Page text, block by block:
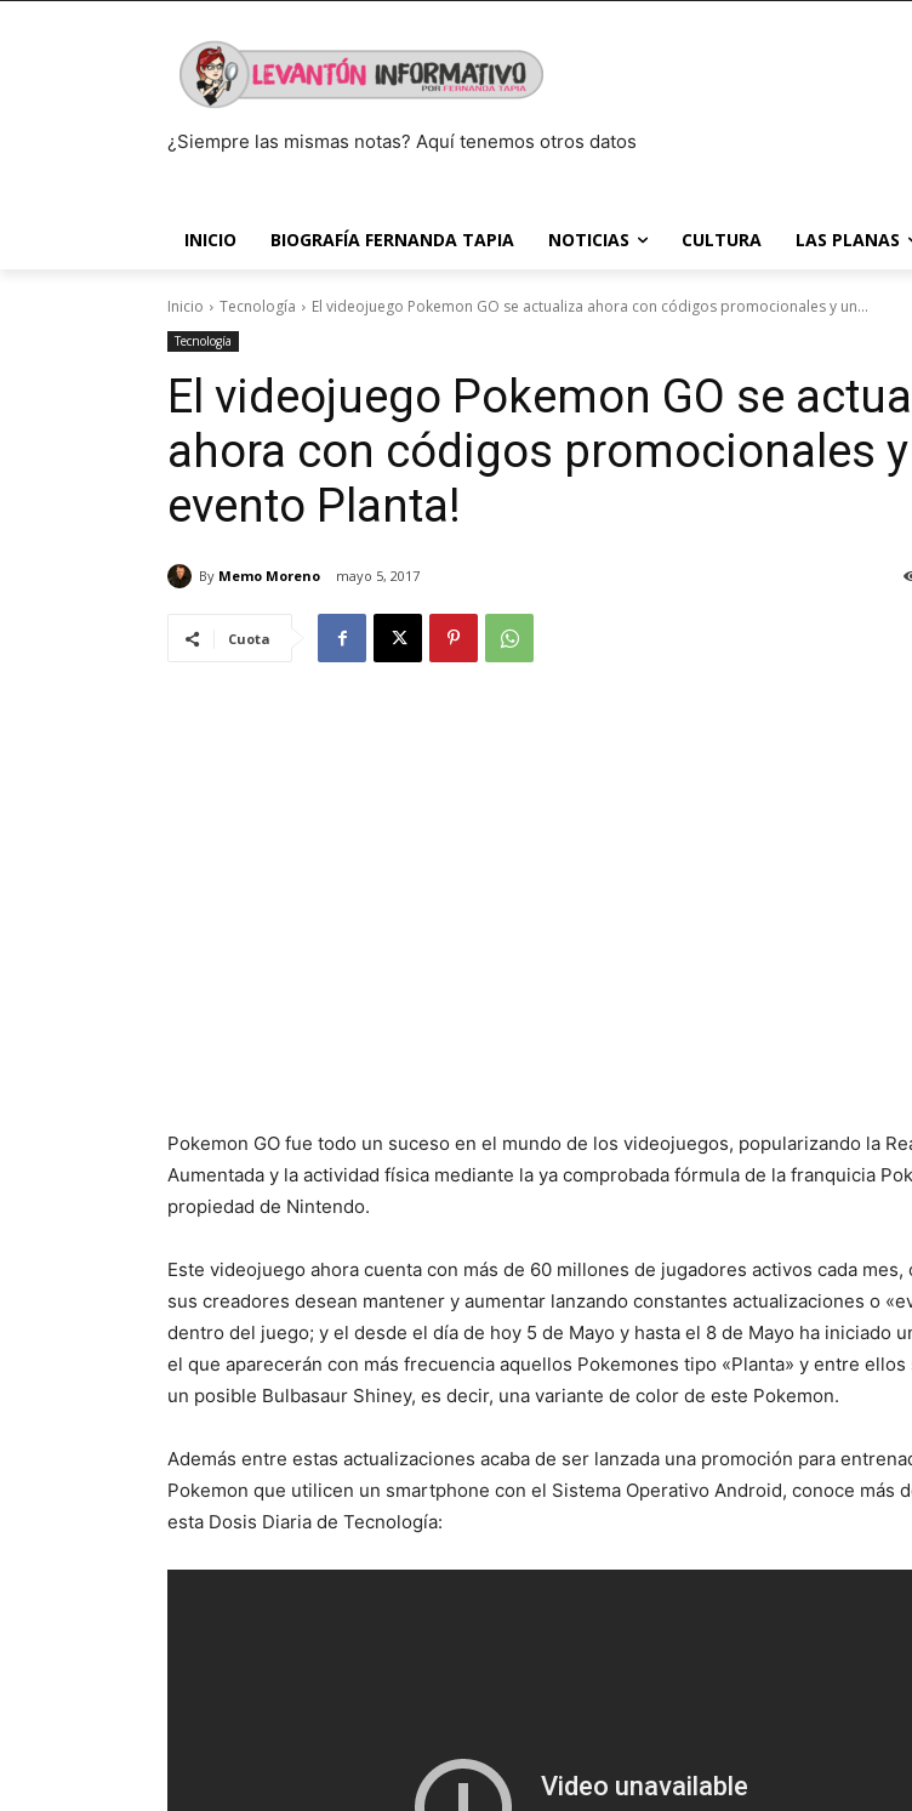
¿Siempre las mismas notas? Aquí tenemos otros datos
INICIO BIOGRAFÍA FERNANDA TAPIA NOTICIAS CULTURA LAS PLANAS
Inicio Tecnología El videojuego Pokemon GO se actualiza ahora con códigos promocionales y un...
Tecnología
El videojuego Pokemon GO se
ahora con códigos promocionales
evento Planta!
By Memo Moreno mayo 5, 2017
Cuota
Pokemon GO fue todo un suceso en el mundo de los videojuegos, popularizando la
Aumentada y la actividad física mediante la ya comprobada fórmula de la franquicia
propiedad de Nintendo.
Este videojuego ahora cuenta con más de 60 millones de jugadores activos cada mes,
sus creadores desean mantener y aumentar lanzando constantes actualizaciones o
dentro del juego; y el desde el día de hoy 5 de Mayo y hasta el 8 de Mayo ha iniciado
el que aparecerán con más frecuencia aquellos Pokemones tipo «Planta» y entre ellos
un posible Bulbasaur Shiney, es decir, una variante de color de este Pokemon.
Además entre estas actualizaciones acaba de ser lanzada una promoción para
Pokemon que utilicen un smartphone con el Sistema Operativo Android, conoce más
esta Dosis Diaria de Tecnología: